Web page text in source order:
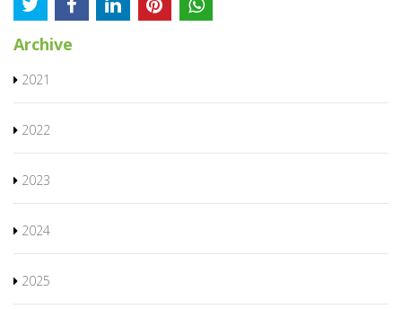
Archive
2021
2022
2023
2024
2025